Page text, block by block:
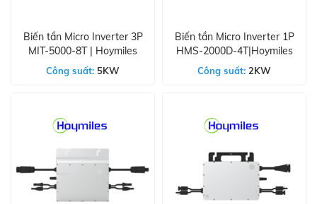
Biến tần Micro Inverter 3P
MIT-5000-8T | Hoymiles
Công suất: 5KW
Biến tần Micro Inverter 1P
HMS-2000D-4T|Hoymiles
Công suất: 2KW